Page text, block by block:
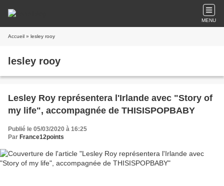
MENU
Accueil » lesley rooy
lesley rooy
Lesley Roy représentera l'Irlande avec "Story of
my life", accompagnée de THISISPOPBABY
Publié le 05/03/2020 à 16:25
Par France12points